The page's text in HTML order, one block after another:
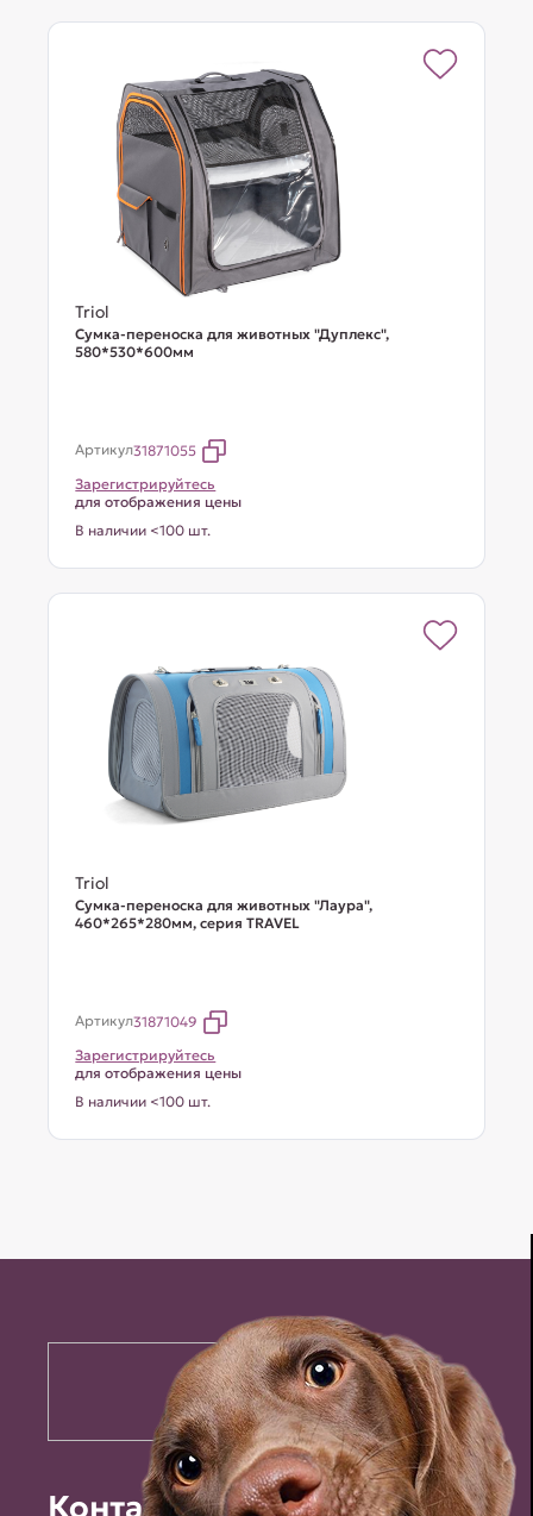
Triol
Сумка-переноска для животных "Дуплекс",
580*530*600мм
Артикул31871055
Зарегистрируйтесь
для отображения цены
В наличии <100 шт.
Triol
Сумка-переноска для животных "Лаура",
460*265*280мм, серия TRAVEL
Артикул31871049
Зарегистрируйтесь
для отображения цены
В наличии <100 шт.
Контакты